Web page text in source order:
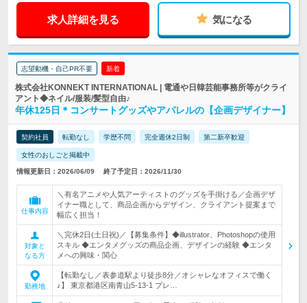
求人詳細を見る 気になる
志望動機・自己PR不要 新着
株式会社KONNEKT INTERNATIONAL | 電通や日韓芸能事務所等がクライ
アント◆ネイル/服装/髪型自由♪
年休125日＊コンサートグッズやアパレルの【企画デザイナー】
契約社員 転勤なし 学歴不問 完全週休2日制 第二新卒歓迎
女性のおしごと掲載中
情報更新日：2026/06/09 終了予定日：2026/11/30
仕事内容
＼有名アニメや人気アーティストのグッズを手掛ける／企画デザ
イナー職として、商品企画からデザイン、クライアント提案まで
幅広く担当！
対象と
なる方
＼完休2日(土日祝)／【募集条件】◆illustrator、Photoshopの使用
スキル ◆エンタメグッズの商品企画、デザインの経験 ◆エンタ
メへの興味・関心
勤務地
【転勤なし／表参道駅より徒歩8分／オシャレなオフィスで働く
♪】 東京都港区南青山5-13-1 プレ…